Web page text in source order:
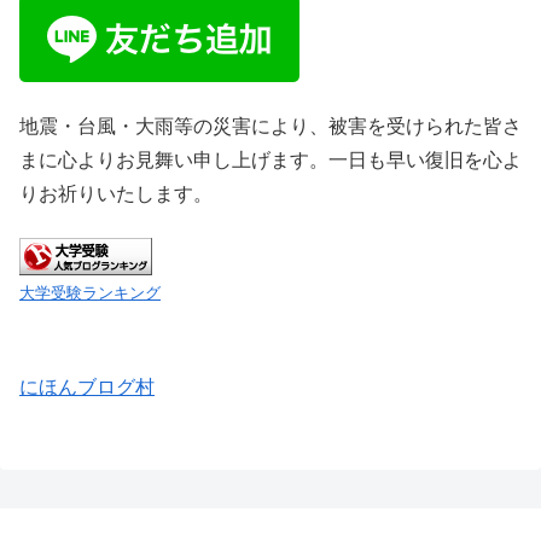
地震・台風・大雨等の災害により、被害を受けられた皆さ
まに心よりお見舞い申し上げます。一日も早い復旧を心よ
りお祈りいたします。
大学受験ランキング
にほんブログ村